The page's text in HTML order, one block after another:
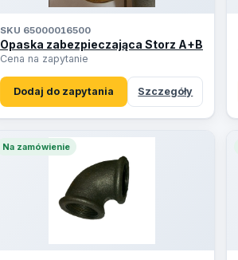
SKU 65000016500
Opaska zabezpieczająca Storz A+B
Cena na zapytanie
Dodaj do zapytania Szczegóły
Na zamówienie